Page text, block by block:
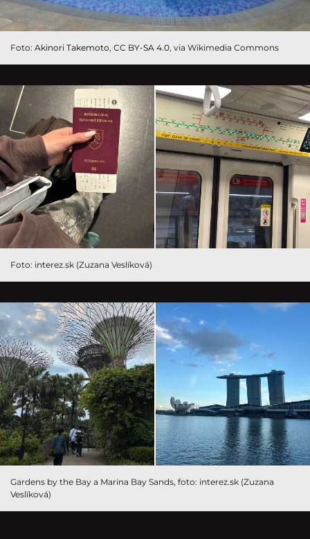
Foto: Akinori Takemoto, CC BY-SA 4.0, via Wikimedia Commons
Foto: interez.sk (Zuzana Veslíková)
Gardens by the Bay a Marina Bay Sands, foto: interez.sk (Zuzana
Veslíková)